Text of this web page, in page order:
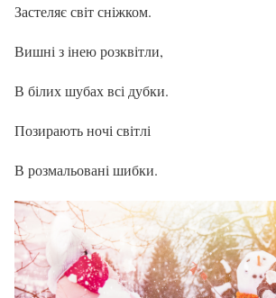
Застеляє світ сніжком.
Вишні з інею розквітли,
В білих шубах всі дубки.
Позирають ночі світлі
В розмальовані шибки.